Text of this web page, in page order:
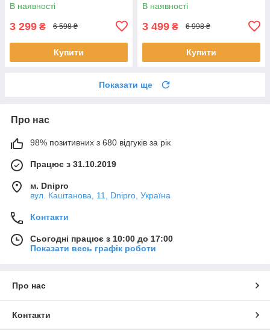
В наявності
3 299 ₴ 6 598 ₴
Купити
В наявності
3 499 ₴ 6 998 ₴
Купити
Показати ще
Про нас
98% позитивних з 680 відгуків за рік
Працює з 31.10.2019
м. Dnipro
вул. Каштанова, 11, Dnipro, Україна
Контакти
Сьогодні працює з 10:00 до 17:00
Показати весь графік роботи
Про нас
Контакти